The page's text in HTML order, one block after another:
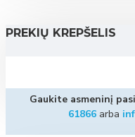
PREKIŲ KREPŠELIS
Gaukite asmeninį
61866arba